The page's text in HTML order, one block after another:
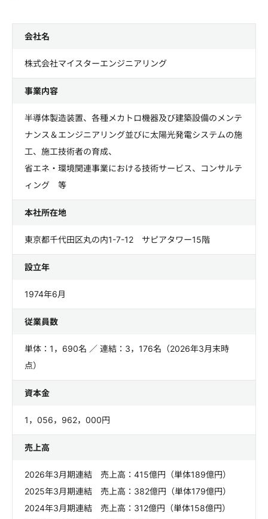
会社名
株式会社マイスターエンジニアリング
事業内容
半導体製造装置、各種メカトロ機器及び建築設備のメンテ
ナンス＆エンジニアリング並びに太陽光発電システムの施
工、施工技術者の育成、
省エネ・環境関連事業における技術サービス、コンサルテ
ィング 等
本社所在地
東京都千代田区丸の内1-7-12 サピアタワー15階
設立年
1974年6月
従業員数
単体：1，690名 ／ 連結：3，176名（2026年3月末時
点）
資本金
1，056，962，000円
売上高
2026年3月期連結 売上高：415億円（単体189億円）
2025年3月期連結 売上高：382億円（単体179億円）
2024年3月期連結 売上高：312億円（単体158億円）